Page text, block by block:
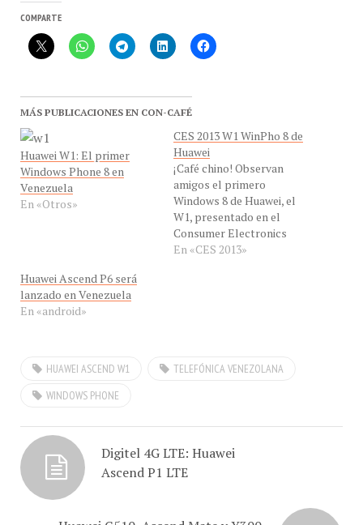
COMPARTE
MÁS PUBLICACIONES EN CON-CAFÉ
Huawei W1: El primer
Windows Phone 8 en
Venezuela
En «Otros»
CES 2013 W1 WinPho 8 de
Huawei
¡Café chino! Observan
amigos el primero
Windows 8 de Huawei, el
W1, presentado en el
Consumer Electronics
Show 2013. ¡Fascinante!.
Esta es la nota de…
En «CES 2013»
Huawei Ascend P6 será
lanzado en Venezuela
En «android»
HUAWEI ASCEND W1
TELEFÓNICA VENEZOLANA
WINDOWS PHONE
Digitel 4G LTE: Huawei
Ascend P1 LTE